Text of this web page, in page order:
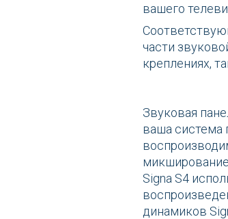
вашего
части
креплениях,
Звуковая
ваша система
Signa S4
динамиков